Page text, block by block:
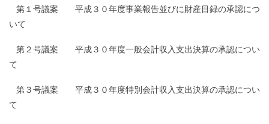
第１号議案 平成３０年度事業報告並びに財産目録の承認につ
いて
第２号議案 平成３０年度一般会計収入支出決算の承認につい
て
第３号議案 平成３０年度特別会計収入支出決算の承認につい
て